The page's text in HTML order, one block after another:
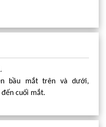
bầu mắt trên và dưới,
cuối mắt.